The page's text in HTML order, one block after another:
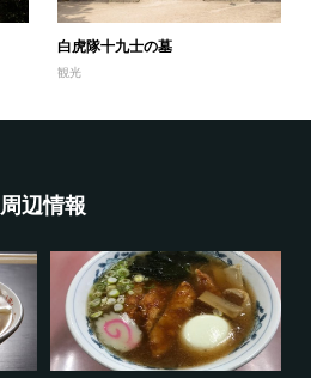
白虎隊十九士の墓
観光
周辺情報